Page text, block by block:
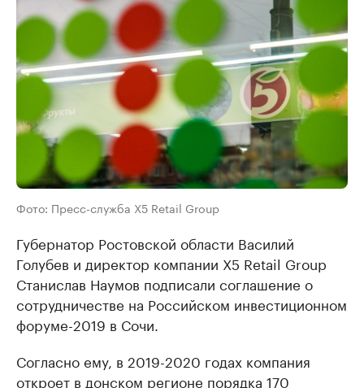
Фото: Пресс-служба X5 Retail Group
Губернатор Ростовской области Василий
Голубев и директор компании X5 Retail Group
Станислав Наумов подписали соглашение о
сотрудничестве на Российском инвестиционном
форуме-2019 в Сочи.
Согласно ему, в 2019-2020 годах компания
откроет в донском регионе порядка 170